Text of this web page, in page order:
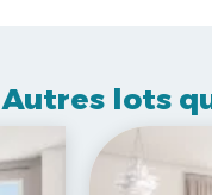
Autres lots